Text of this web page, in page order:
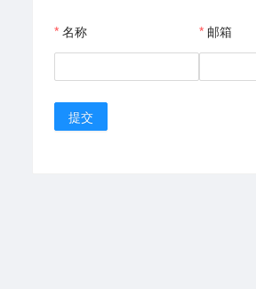
名称 邮箱
提交